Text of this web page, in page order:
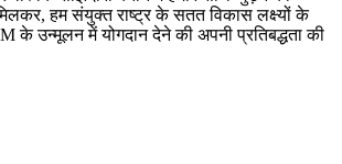
हम संयुक्त राष्ट्र के सतत विकास लक्ष्यों के
उन्मूलन में योगदान देने की अपनी प्रतिबद्धता की